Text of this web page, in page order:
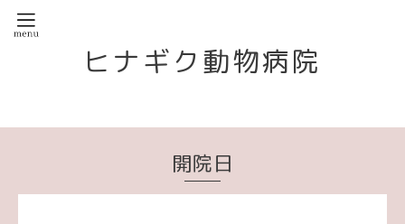
ヒナギク動物病院
開院日